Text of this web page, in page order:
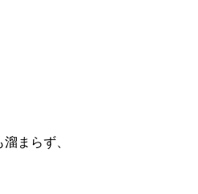
まらず、